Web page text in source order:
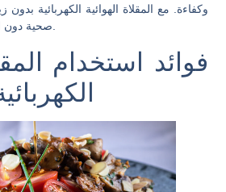
وكفاءة. مع المقلاة الهوائية الكهربائية
صحية دون المساس بالنكهة أو الراحة.
فوائد استخدام